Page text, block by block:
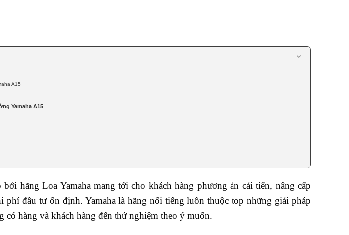
A15
Yamaha A15
bởi hãng Loa Yamaha mang tới cho khách hàng phương án cải tiến, nâng cấp
phí đầu tư ổn định. Yamaha là hãng nổi tiếng luôn thuộc top những giải pháp
hàng và khách hàng đến thử nghiệm theo ý muốn.